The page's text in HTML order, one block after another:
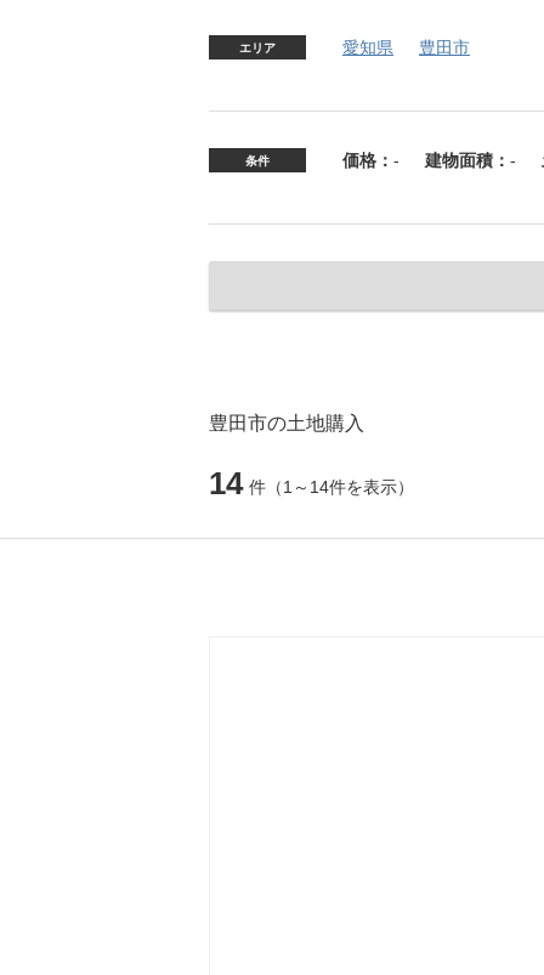
エリア 愛知県 豊田市
条件 価格： - 建物面積： -
豊田市の土地購入
14 件 （1～14件を表示）